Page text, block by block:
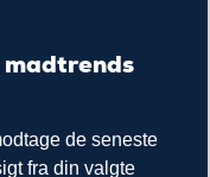
madtrends
de seneste
fra din valgte